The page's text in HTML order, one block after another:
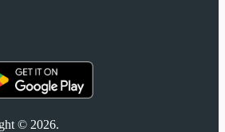
© 2026.